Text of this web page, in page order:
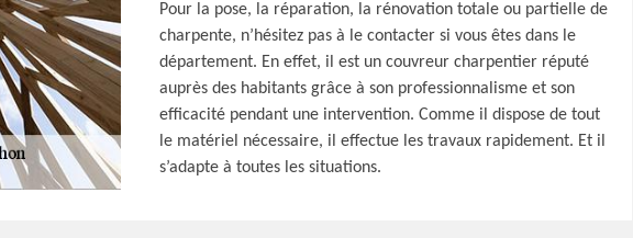
Pour la pose, la réparation, la rénovation totale ou partielle de
charpente, n’hésitez pas à le contacter si vous êtes dans le
département. En effet, il est un couvreur charpentier réputé
auprès des habitants grâce à son professionnalisme et son
efficacité pendant une intervention. Comme il dispose de tout
le matériel nécessaire, il effectue les travaux rapidement. Et il
s’adapte à toutes les situations.